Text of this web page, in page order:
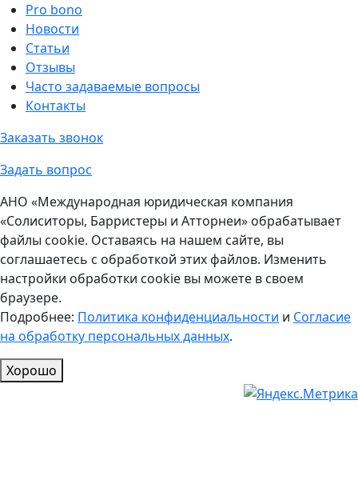
Pro bono
Новости
Статьи
Отзывы
Часто задаваемые вопросы
Контакты
Заказать звонок
Задать вопрос
АНО «Международная юридическая компания
«Солиситоры, Барристеры и Атторнеи» обрабатывает
файлы cookie. Оставаясь на нашем сайте, вы
соглашаетесь с обработкой этих файлов. Изменить
настройки обработки cookie вы можете в своем
браузере.
Подробнее: Политика конфиденциальности и Согласие
на обработку персональных данных.
Хорошо